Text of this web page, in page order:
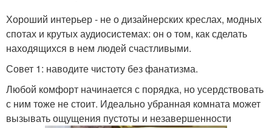
Хороший интерьер - не о дизайнерских креслах, модных
спотах и крутых аудиосистемах: он о том, как сделать
находящихся в нем людей счастливыми.
Совет 1: наводите чистоту без фанатизма.
Любой комфорт начинается с порядка, но усердствовать
с ним тоже не стоит. Идеально убранная комната может
вызывать ощущения пустоты и незавершенности